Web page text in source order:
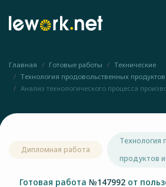
Главная Готовые работы
Технические
Технология продовольственных
Анализ технологического процесса
Дипломная работа
Технология
продуктов
Готовая работа №147992 от